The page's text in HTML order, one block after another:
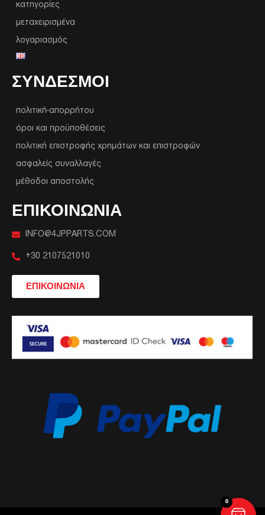
κατηγορίες
μεταχειρισμένα
λογαριασμός
ΣΥΝΔΕΣΜΟΙ
πολιτική-απορρήτου
όροι και προϋποθέσεις
πολιτική επιστροφής χρημάτων και επιστροφών
ασφαλείς συναλλαγές
μέθοδοι αποστολής
ΕΠΙΚΟΙΝΩΝΙΑ
INFO@4JPPARTS.COM
+30 2107521010
ΕΠΙΚΟΙΝΩΝΙΑ
0